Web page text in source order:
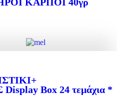
Add to cart
ΚΑΡΠΟΙ 40γρ
Box 24 τεμάχια *